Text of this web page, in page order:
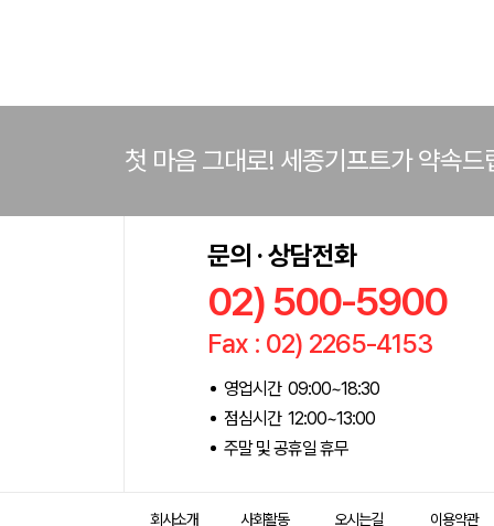
첫 마음 그대로! 세종기프트가 약속드
문의 · 상담전화
02) 500-5900
Fax : 02) 2265-4153
영업시간 09:00~18:30
점심시간 12:00~13:00
주말 및 공휴일 휴무
회사소개 사회활동 오시는길 이용약관